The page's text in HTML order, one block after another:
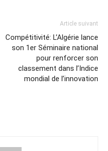
Article suivant
Compétitivité: L’Algérie lance
son 1er Séminaire national
pour renforcer son
classement dans l’Indice
mondial de l’innovation